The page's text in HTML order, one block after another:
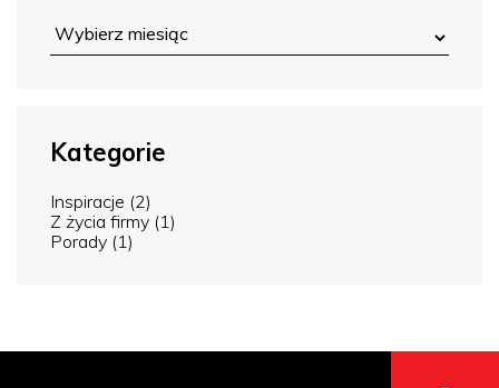
Kategorie
Inspiracje (2)
Z życia firmy (1)
Porady (1)